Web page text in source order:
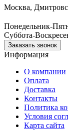
Москва,
Понедельник-
Суббота-
Заказать звонок
Информация
О компании
Оплата
Доставка
Контакты
Политика
Условия
Карта сайта